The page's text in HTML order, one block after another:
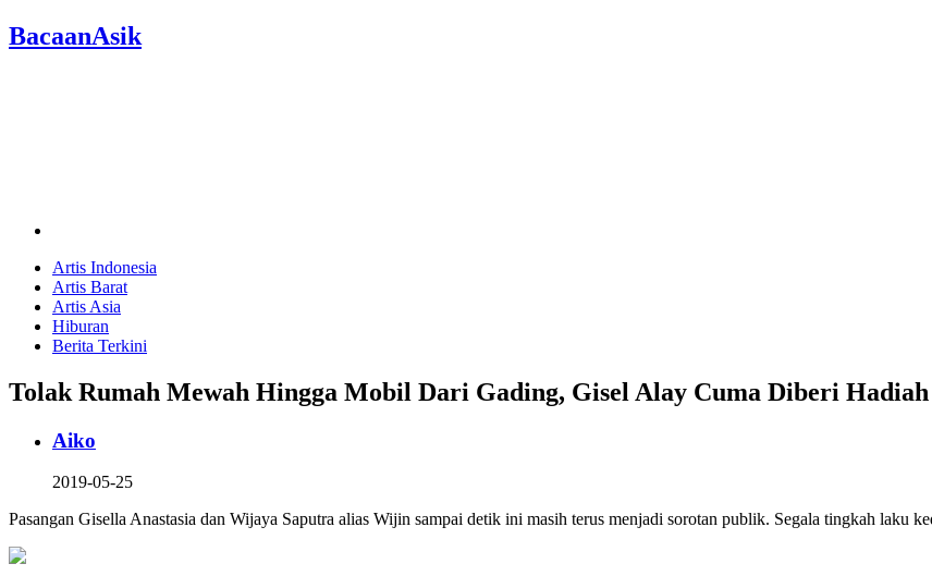
BacaanAsik
Artis Indonesia
Artis Barat
Artis Asia
Hiburan
Berita Terkini
Tolak Rumah Mewah Hingga Mobil Dari Gading, Gisel Alay Cuma Diberi
Aiko
2019-05-25
Pasangan Gisella Anastasia dan Wijaya Saputra alias Wijin sampai detik ini masih terus menjadi sorotan publik. Segala tingkah laku